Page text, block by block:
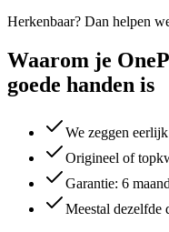
Herkenbaar? Dan helpen
Waarom je
goede handen is
We zeggen
Origineel of
Garantie: 6
Meestal dezelfde